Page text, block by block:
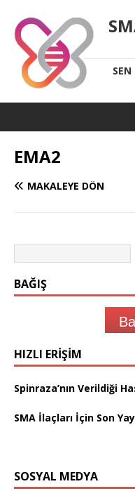
EMA2
MAKALEYE DÖN
BAĞIŞ
HIZLI ERIŞIM
Spinraza’nın Verildiği
SMA İlaçları İçin Son
SOSYAL MEDYA